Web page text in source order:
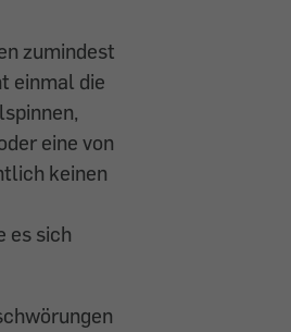
zumindest
einmal die
eine von
keinen
es sich